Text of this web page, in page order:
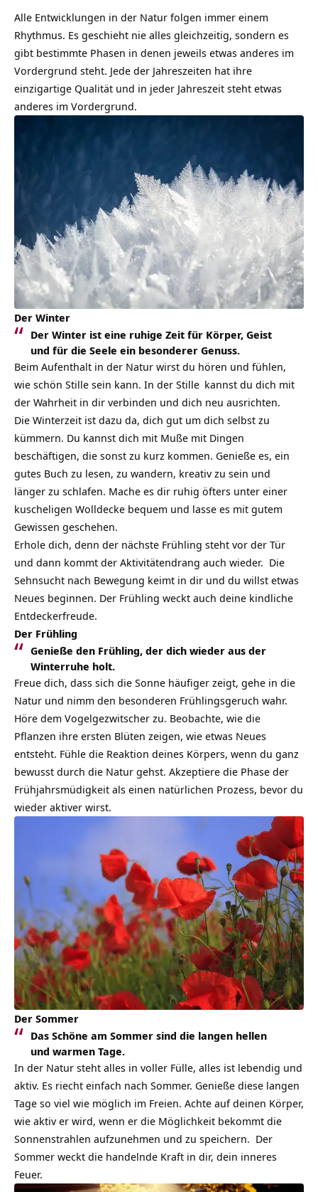
Alle Entwicklungen in der Natur folgen immer einem
Rhythmus. Es geschieht nie alles gleichzeitig, sondern es
gibt bestimmte Phasen in denen jeweils etwas anderes im
Vordergrund steht. Jede der Jahreszeiten hat ihre
einzigartige Qualität und in jeder Jahreszeit steht etwas
anderes im Vordergrund.
Der Winter
Der Winter ist eine ruhige Zeit für Körper, Geist
und für die Seele ein besonderer Genuss.
Beim Aufenthalt in der Natur wirst du hören und fühlen,
wie schön Stille sein kann. In der Stille kannst du dich mit
der Wahrheit in dir verbinden und dich neu ausrichten.
Die Winterzeit ist dazu da, dich gut um dich selbst zu
kümmern. Du kannst dich mit Muße mit Dingen
beschäftigen, die sonst zu kurz kommen. Genieße es, ein
gutes Buch zu lesen, zu wandern, kreativ zu sein und
länger zu schlafen. Mache es dir ruhig öfters unter einer
kuscheligen Wolldecke bequem und lasse es mit gutem
Gewissen geschehen.
Erhole dich, denn der nächste Frühling steht vor der Tür
und dann kommt der Aktivitätendrang auch wieder. Die
Sehnsucht nach Bewegung keimt in dir und du willst etwas
Neues beginnen. Der Frühling weckt auch deine kindliche
Entdeckerfreude.
Der Frühling
Genieße den Frühling, der dich wieder aus der
Winterruhe holt.
Freue dich, dass sich die Sonne häufiger zeigt, gehe in die
Natur und nimm den besonderen Frühlingsgeruch wahr.
Höre dem Vogelgezwitscher zu. Beobachte, wie die
Pflanzen ihre ersten Blüten zeigen, wie etwas Neues
entsteht. Fühle die Reaktion deines Körpers, wenn du ganz
bewusst durch die Natur gehst. Akzeptiere die Phase der
Frühjahrsmüdigkeit als einen natürlichen Prozess, bevor du
wieder aktiver wirst.
Der Sommer
Das Schöne am Sommer sind die langen hellen
und warmen Tage.
In der Natur steht alles in voller Fülle, alles ist lebendig und
aktiv. Es riecht einfach nach Sommer. Genieße diese langen
Tage so viel wie möglich im Freien. Achte auf deinen Körper,
wie aktiv er wird, wenn er die Möglichkeit bekommt die
Sonnenstrahlen aufzunehmen und zu speichern. Der
Sommer weckt die handelnde Kraft in dir, dein inneres
Feuer.